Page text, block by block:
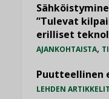
”Tulevat
erilliset
AJANKOHTAISTA,
Puutteellinen
LEHDEN ARTIKKELIT